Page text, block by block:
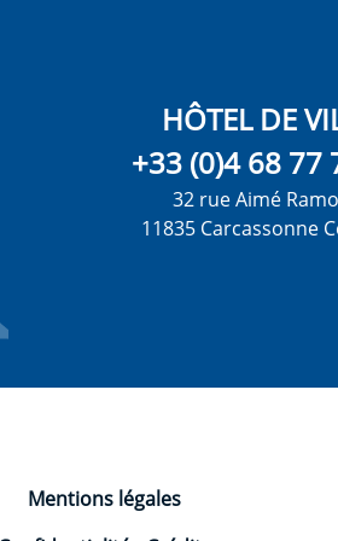
HÔTEL DE
+33 (0)4 68 77
32 rue Aimé
11835 Carcassonne
Mentions légales